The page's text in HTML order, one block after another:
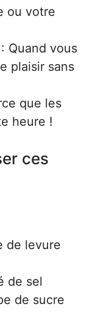
ou votre
: Quand vous
plaisir sans
que les
heure !
ces
de levure
de sel
de sucre